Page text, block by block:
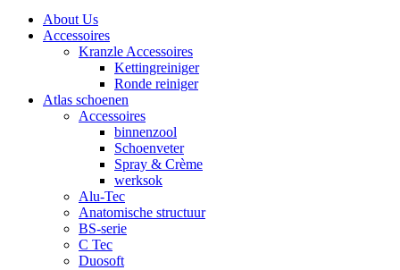
About Us
Accessoires
Kranzle Accessoires
Kettingreiniger
Ronde reiniger
Atlas schoenen
Accessoires
binnenzool
Schoenveter
Spray & Crème
werksok
Alu-Tec
Anatomische structuur
BS-serie
C Tec
Duosoft